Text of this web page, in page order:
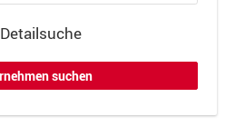
Detailsuche